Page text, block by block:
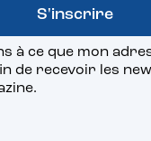
à ce que mon
de recevoir les
S'inscrire